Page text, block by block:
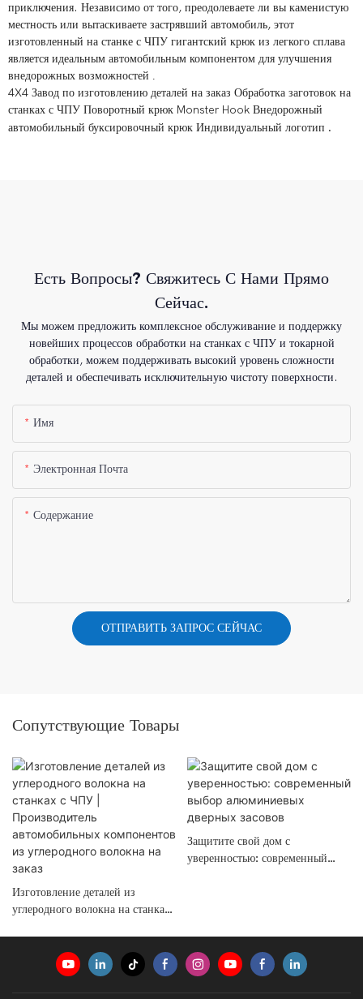
приключения. Независимо от того, преодолеваете ли вы каменистую
местность или вытаскиваете застрявший автомобиль, этот
изготовленный на станке с ЧПУ гигантский крюк из легкого сплава
является идеальным автомобильным компонентом для улучшения
внедорожных возможностей .
4X4 Завод по изготовлению деталей на заказ Обработка заготовок на
станках с ЧПУ Поворотный крюк Monster Hook Внедорожный
автомобильный буксировочный крюк Индивидуальный логотип .
Есть Вопросы? Свяжитесь С Нами Прямо
Сейчас.
Мы можем предложить комплексное обслуживание и поддержку
новейших процессов обработки на станках с ЧПУ и токарной
обработки, можем поддерживать высокий уровень сложности
деталей и обеспечивать исключительную чистоту поверхности.
Имя
Электронная Почта
Содержание
ОТПРАВИТЬ ЗАПРОС СЕЙЧАС
Сопутствующие Товары
Изготовление деталей из
углеродного волокна на станках
углеродного волокна на заказ
Защитите свой дом с
уверенностью: современный